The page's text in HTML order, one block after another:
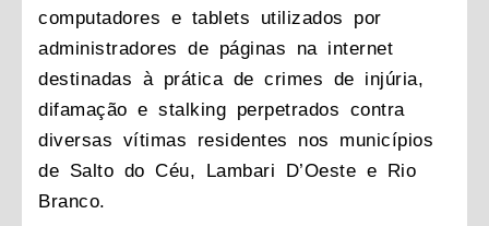
computadores e tablets utilizados por
administradores de páginas na internet
destinadas à prática de crimes de injúria,
difamação e stalking perpetrados contra
diversas vítimas residentes nos municípios
de Salto do Céu, Lambari D’Oeste e Rio
Branco.